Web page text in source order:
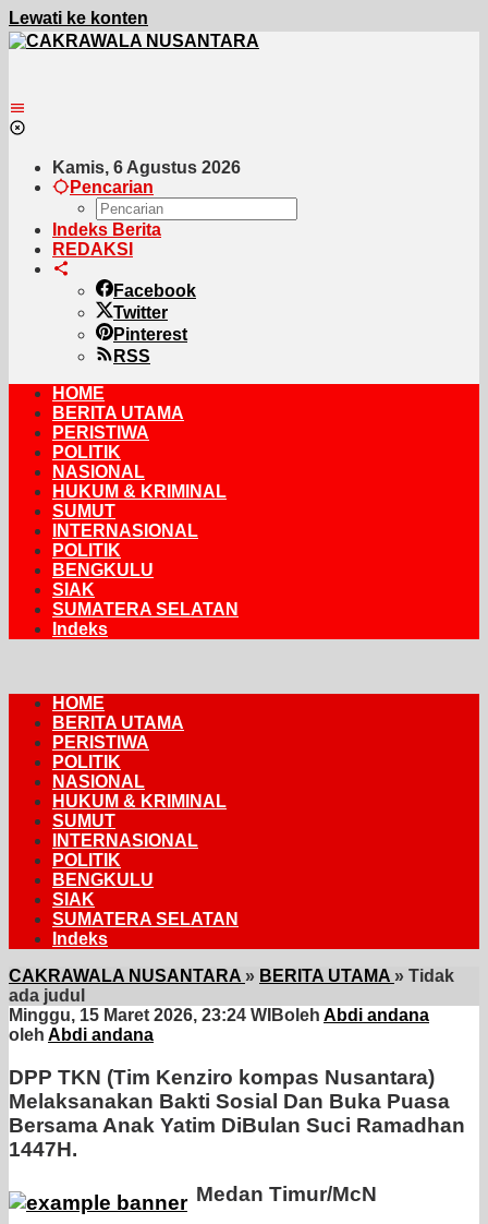
Lewati ke konten
Kamis, 6 Agustus 2026
Pencarian
Indeks Berita
REDAKSI
Facebook
Twitter
Pinterest
RSS
HOME
BERITA UTAMA
PERISTIWA
POLITIK
NASIONAL
HUKUM & KRIMINAL
SUMUT
INTERNASIONAL
POLITIK
BENGKULU
SIAK
SUMATERA SELATAN
Indeks
HOME
BERITA UTAMA
PERISTIWA
POLITIK
NASIONAL
HUKUM & KRIMINAL
SUMUT
INTERNASIONAL
POLITIK
BENGKULU
SIAK
SUMATERA SELATAN
Indeks
CAKRAWALA NUSANTARA » BERITA UTAMA » Tidak
ada judul
Minggu, 15 Maret 2026, 23:24 WIBoleh Abdi andana
oleh Abdi andana
DPP TKN (Tim Kenziro kompas Nusantara)
Melaksanakan Bakti Sosial Dan Buka Puasa
Bersama Anak Yatim DiBulan Suci Ramadhan
1447H.
Medan Timur/McN